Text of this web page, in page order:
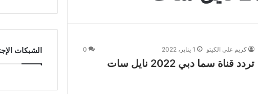
كريم علي الكيتو 1 يناير، 2022 0
تردد قناة سما دبي 2022 نايل سات
الشبكات